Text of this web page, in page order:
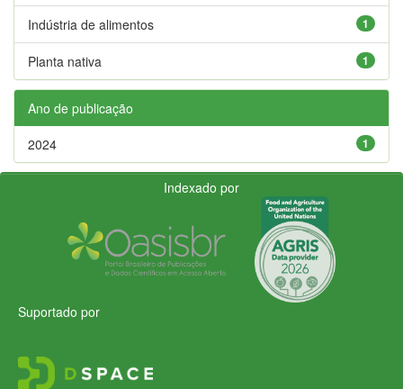
1
Indústria de alimentos
1
Planta nativa
Ano de publicação
1
2024
Indexado por
Suportado por